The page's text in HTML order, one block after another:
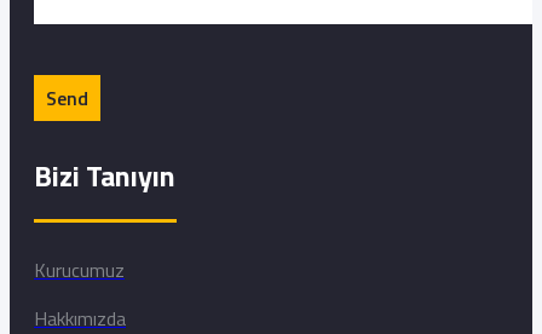
Bizi Tanıyın
Kurucumuz
Hakkımızda